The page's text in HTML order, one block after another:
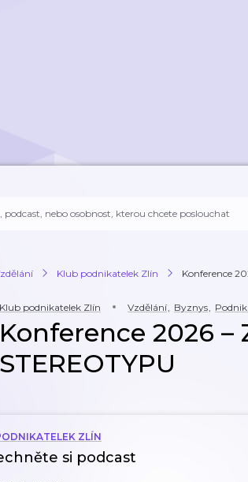
Klub podnikatelek Zlín Konference
Klub podnikatelek Zlín Vzdělání, Byznys,
Konference 2026 –
STEREOTYPU
ZLÍN
si podcast